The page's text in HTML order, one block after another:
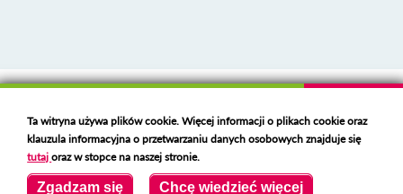
Deklaracja dostępności
Polski serwer RBLhttps://polspam.pl/
Copyright 2023 Urząd Miejski w Opolu Lubelskim
Ta witryna używa plików cookie. Więcej informacji o plikach cookie oraz
klauzula informacyjna o przetwarzaniu danych osobowych znajduje się
tutajoraz w stopce na naszej stronie.
Zgadzam się Chcę wiedzieć więcej